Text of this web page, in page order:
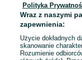
Mapa miejscowości
Mapa ministron
Popularne wyszukiwania
Polityka
Wraz z naszymi
zapewnienia:
Użycie dokładnych
skanowanie
Rozumienie